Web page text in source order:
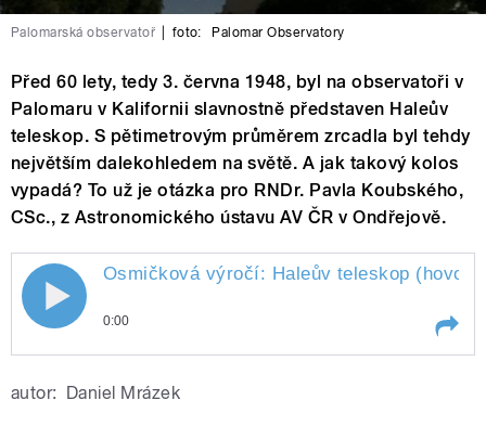
Palomarská observatoř foto: Palomar Observatory
Před 60 lety, tedy 3. června 1948, byl na observatoři v
Palomaru v Kalifornii slavnostně představen Haleův
teleskop. S pětimetrovým průměrem zrcadla byl tehdy
největším dalekohledem na světě. A jak takový kolos
vypadá? To už je otázka pro RNDr. Pavla Koubského,
CSc., z Astronomického ústavu AV ČR v Ondřejově.
Osmičková výročí: Haleův teleskop (hovoří
0:00
teleskop (hovoří Pavel
autor:
Daniel Mrázek